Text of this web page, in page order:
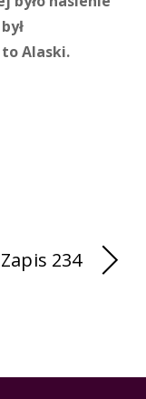
Alaski.
234